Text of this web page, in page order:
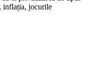
inflația, jocurile